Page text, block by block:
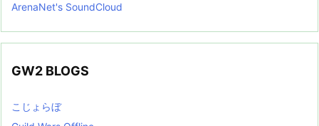
ArenaNet's SoundCloud
GW2 BLOGS
こじょらぼ